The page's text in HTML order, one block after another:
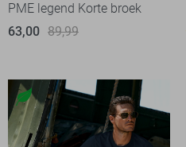
PME legend Korte broek
63,00 89,99